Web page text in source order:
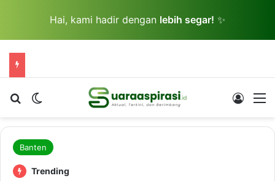
Hai, kami hadir dengan lebih segar! ✨
Cari berita...Switch skin Log In
Banten
Trending